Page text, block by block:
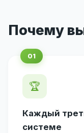
Почему
🏆
Каждый
системе